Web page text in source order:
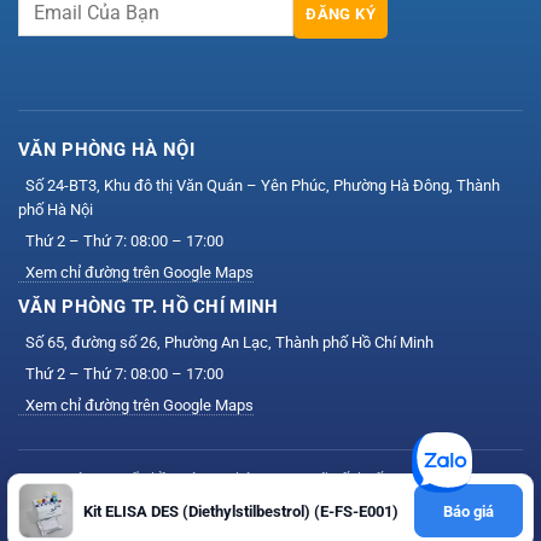
ĐĂNG KÝ
VĂN PHÒNG HÀ NỘI
Số 24-BT3, Khu đô thị Văn Quán – Yên Phúc, Phường Hà Đông, Thành
phố Hà Nội
Thứ 2 – Thứ 7: 08:00 – 17:00
Xem chỉ đường trên Google Maps
VĂN PHÒNG TP. HỒ CHÍ MINH
Số 65, đường số 26, Phường An Lạc, Thành phố Hồ Chí Minh
Thứ 2 – Thứ 7: 08:00 – 17:00
Xem chỉ đường trên Google Maps
Công ty Cổ phần Công nghệ VIS — Mã số thuế: 0111164758
Kit ELISA DES (Diethylstilbestrol) (E-FS-E001)
Báo giá